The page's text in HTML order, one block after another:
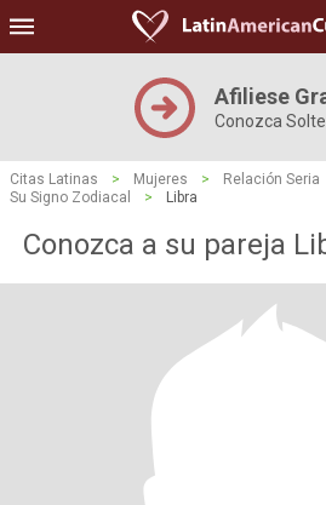
Afiliese
Conozca
Citas Latinas > Mujeres > Relación Seria
Su Signo Zodiacal
> Libra
Conozca a su pareja